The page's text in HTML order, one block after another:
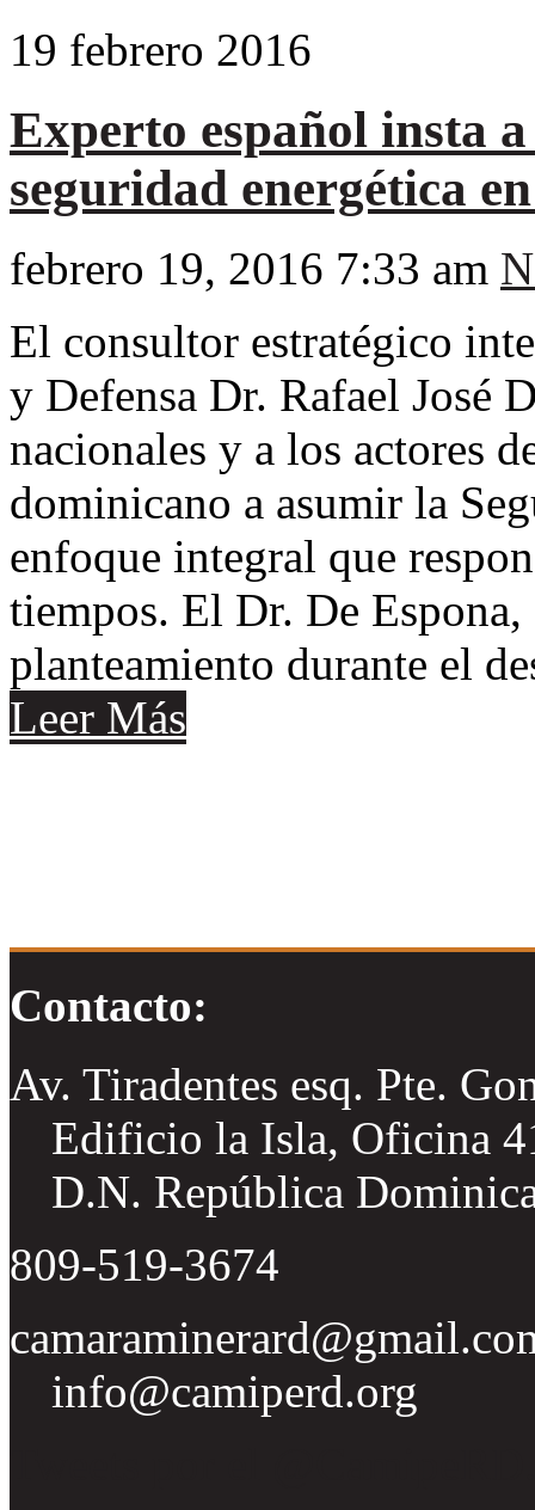
19 febrero 2016
Experto español insta
seguridad energética
febrero 19, 2016 7:33 am
El consultor estratégico
y Defensa Dr. Rafael José
nacionales y a los actores
dominicano a asumir la
enfoque integral que
tiempos. El Dr. De
planteamiento durante el
Leer Más
Contacto:
Av. Tiradentes esq. Pte.
Edificio la Isla, Oficina
D.N. República
809-519-3674
info@camiperd.org